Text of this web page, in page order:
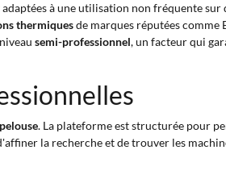
à une utilisation non fréquente sur
thermiquesde marques réputées comme
semi-professionnel, un facteur qui
. La plateforme est structurée pour
la recherche et de trouver les